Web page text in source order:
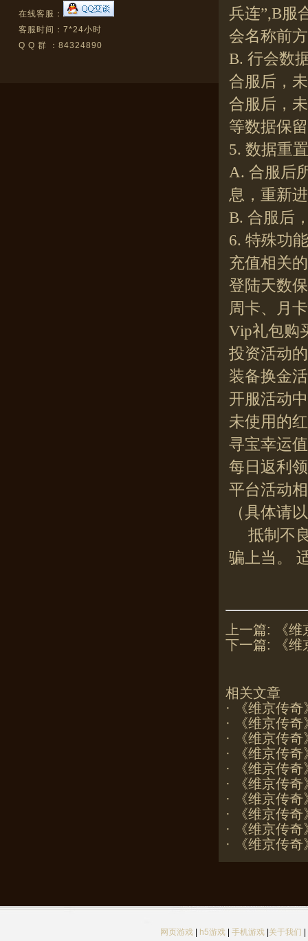
在线客服：
客服时间：7*24小时
Q Q 群 ：84324890
兵连”,B服
会名称前
B. 行会数
合服后，
合服后，
等数据保
5. 数据重
A. 合服后
息，重新
B. 合服后
6. 特殊功
充值相关
登陆天数
周卡、月
Vip礼包购
投资活动
装备换金
开服活动
未使用的
寻宝幸运
每日返利
平台活动
（具体请
抵制不
骗上当。
上一篇:
《
下一篇:
《
相关文章
·
《维京传
·
《维京传
·
《维京传
·
《维京传
·
《维京传
·
《维京传
·
《维京传
·
《维京传
·
《维京传
·
《维京传
网页游戏| h5游戏| 手机游戏| 关于我们